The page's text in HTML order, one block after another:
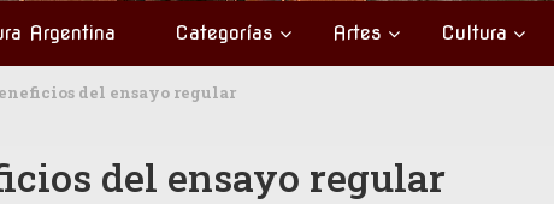
Argentina Categorías Artes Cultura
del ensayo regular
del ensayo regular